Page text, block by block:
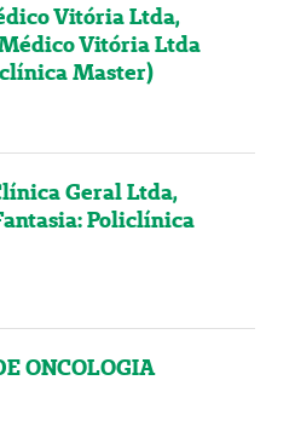
Vitória Ltda,
Vitória Ltda
Master)
Geral Ltda,
Policlínica
ONCOLOGIA